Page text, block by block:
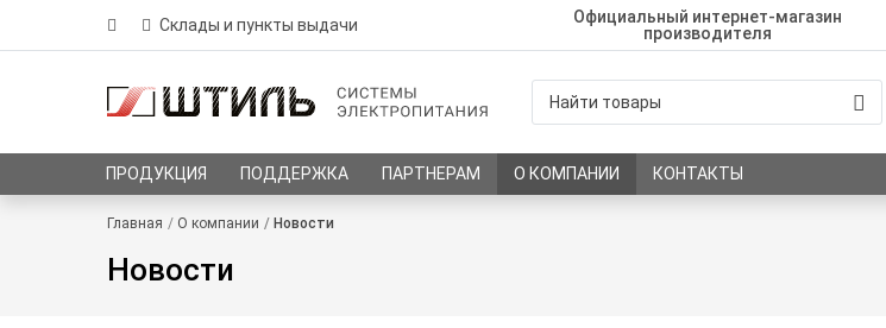
Склады и пункты выдачи
Официальный интернет-магазин
производителя
ПРОДУКЦИЯ ПОДДЕРЖКА ПАРТНЕРАМ О КОМПАНИИ КОНТАКТЫ
Главная О компании Новости
Новости